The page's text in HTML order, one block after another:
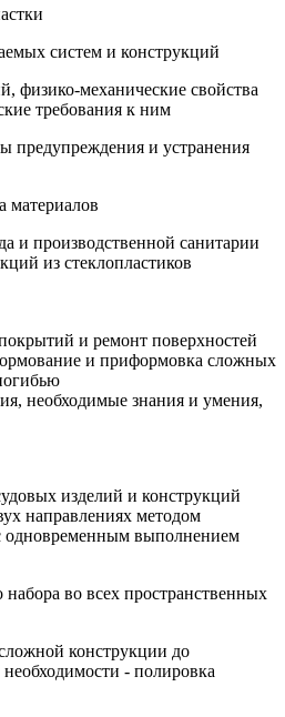
систем и конструкций
физико-механические свойства
требования к ним
предупреждения и устранения
материалов
и производственной санитарии
из стеклопластиков
и ремонт поверхностей
и приформовка сложных
необходимые знания и умения,
изделий и конструкций
направлениях методом
одновременным выполнением
во всех пространственных
конструкции до
- полировка